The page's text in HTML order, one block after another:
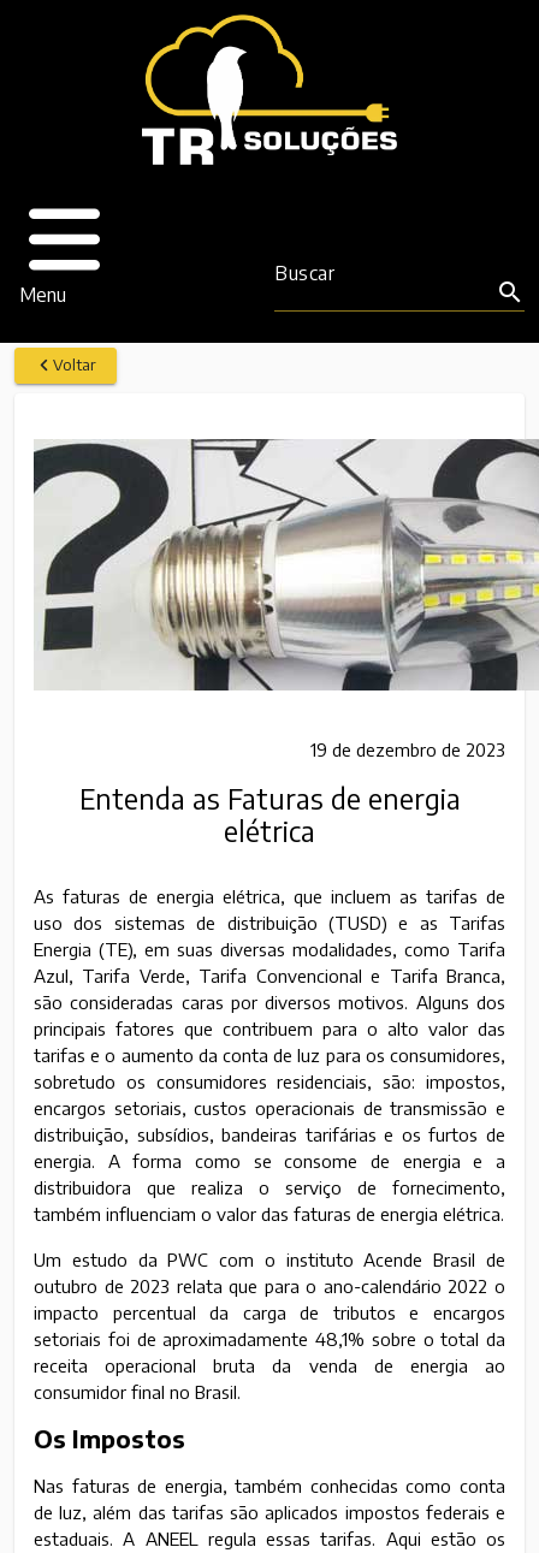
Menu
Buscar
search
Voltar
19 de dezembro de 2023
Entenda as Faturas de energia
elétrica
As faturas de energia elétrica, que incluem as tarifas de
uso dos sistemas de distribuição (TUSD) e as Tarifas
Energia (TE), em suas diversas modalidades, como Tarifa
Azul, Tarifa Verde, Tarifa Convencional e Tarifa Branca,
são consideradas caras por diversos motivos. Alguns dos
principais fatores que contribuem para o alto valor das
tarifas e o aumento da conta de luz para os consumidores,
sobretudo os consumidores residenciais, são: impostos,
encargos setoriais, custos operacionais de transmissão e
distribuição, subsídios, bandeiras tarifárias e os furtos de
energia. A forma como se consome de energia e a
distribuidora que realiza o serviço de fornecimento,
também influenciam o valor das faturas de energia elétrica.
Um estudo da PWC com o instituto Acende Brasil de
outubro de 2023 relata que para o ano-calendário 2022 o
impacto percentual da carga de tributos e encargos
setoriais foi de aproximadamente 48,1% sobre o total da
receita operacional bruta da venda de energia ao
consumidor final no Brasil.
Os Impostos
Nas faturas de energia, também conhecidas como conta
de luz, além das tarifas são aplicados impostos federais e
estaduais. A ANEEL regula essas tarifas. Aqui estão os